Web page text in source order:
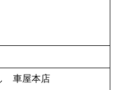
車屋本店